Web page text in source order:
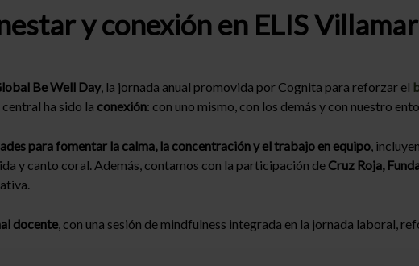
y conexión en ELIS
Be Well Day, la jornada anual promovida por Cognita para reforzar el
ha sido la conexión: con uno mismo, con los demás y con nuestro
para fomentar la calma, la concentración y el trabajo en equipo,
y canto coral. Además, contamos con la participación de Cruz Roja,
docente, con una sesión de mindfulness integrada en la jornada laboral,